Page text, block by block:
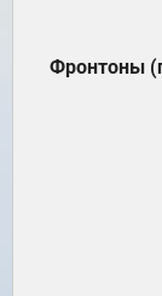
Фронтоны